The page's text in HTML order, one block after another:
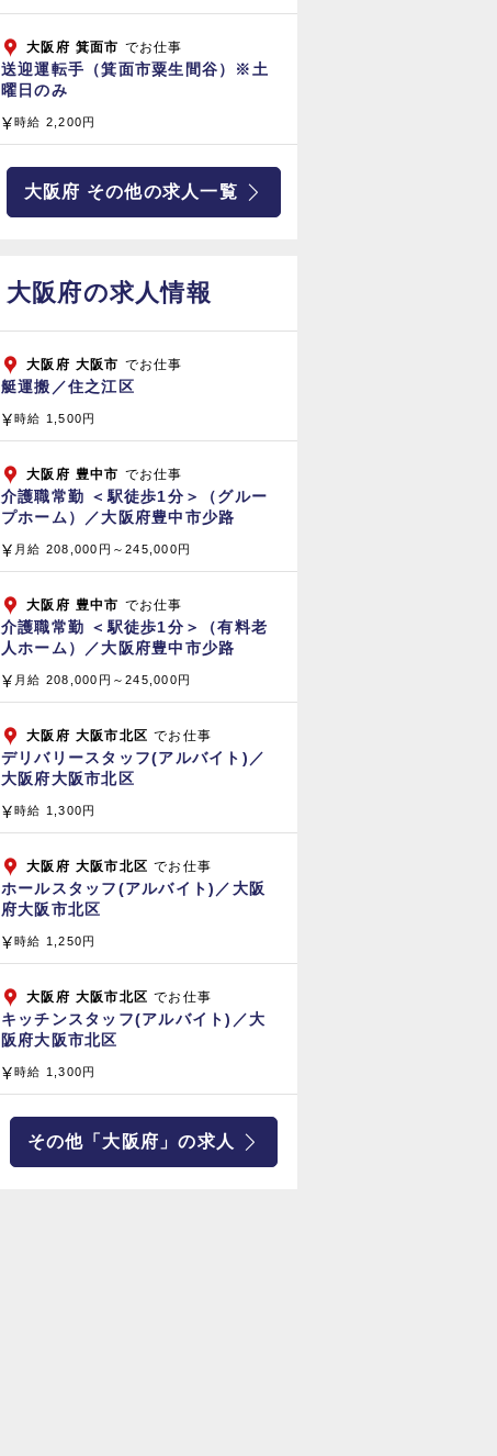
大阪府 箕面市 でお仕事
送迎運転手（箕面市粟生間谷）※土
曜日のみ
時給 2,200円
大阪府 その他の求人一覧
大阪府の求人情報
大阪府 大阪市 でお仕事
艇運搬／住之江区
時給 1,500円
大阪府 豊中市 でお仕事
介護職常勤 ＜駅徒歩1分＞（グルー
プホーム）／大阪府豊中市少路
月給 208,000円～245,000円
大阪府 豊中市 でお仕事
介護職常勤 ＜駅徒歩1分＞（有料老
人ホーム）／大阪府豊中市少路
月給 208,000円～245,000円
大阪府 大阪市北区 でお仕事
デリバリースタッフ(アルバイト)／
大阪府大阪市北区
時給 1,300円
大阪府 大阪市北区 でお仕事
ホールスタッフ(アルバイト)／大阪
府大阪市北区
時給 1,250円
大阪府 大阪市北区 でお仕事
キッチンスタッフ(アルバイト)／大
阪府大阪市北区
時給 1,300円
その他「大阪府」の求人